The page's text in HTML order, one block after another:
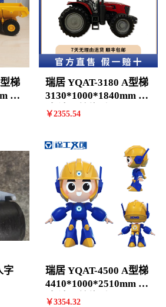
7
瑞居 YQAT-3180 A型梯
3130*1000*1840mm 9
阶 计价单位:个
￥2355.54
瑞居 YQAT-4500 A型梯
4410*1000*2510mm 13
阶 计价单位:个
￥3354.32